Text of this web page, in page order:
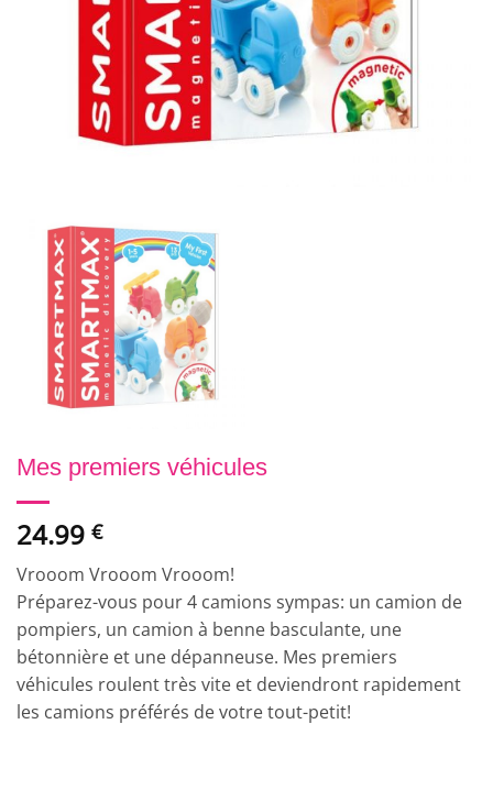
Mes premiers véhicules
24.99 €
Vrooom Vrooom Vrooom!
Préparez-vous pour 4 camions sympas: un camion de
pompiers, un camion à benne basculante, une
bétonnière et une dépanneuse. Mes premiers
véhicules roulent très vite et deviendront rapidement
les camions préférés de votre tout-petit!